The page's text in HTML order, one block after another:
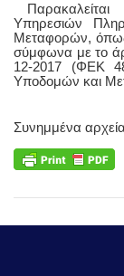
Υπηρεσιών
Μεταφορών, όπως
σύμφωνα με το
12-2017 (ΦΕΚ
Υποδομών και
Συνημμένα